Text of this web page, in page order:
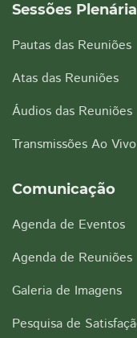
Sessões
Pautas das Reuniões
Atas das Reuniões
Áudios das Reuniões
Transmissões Ao Vivo
Comunicação
Agenda de Eventos
Agenda de Reuniões
Galeria de Imagens
Pesquisa de